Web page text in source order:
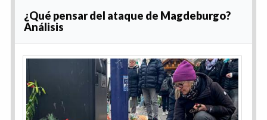
¿Qué pensar del ataque de Magdeburgo?
Análisis